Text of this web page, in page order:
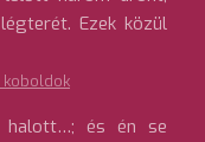
Ezek közül
koboldok
halott…; és én se